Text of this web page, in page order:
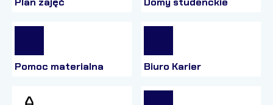
Pomoc materialna Biuro Karier